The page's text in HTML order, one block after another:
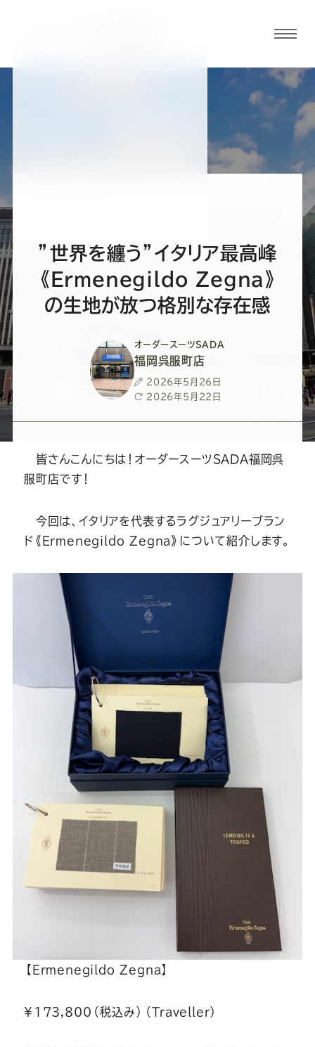
ルメ
ニュ
ーボ
ー
ダ
ー
SADA
の
式
Youtube
ー
ダ
ー
ス
ー
の
Facebook
ー
ダ
ー
ス
ー
の
式
Twitter
ダ
ー
ス
ー
の
式
Instagram
ダ
ー
ス
ー
の
LINE
”世界を纏う”イタリア最高峰
《Ermenegildo Zegna》
の生地が放つ格別な存在感
オーダースーツSADA
福岡呉服町店
投
稿
2026年5月26日
最
2026年5月22日
皆さんこんにちは！オーダースーツSADA福岡呉
服町店です！
今回は、イタリアを代表するラグジュアリーブラン
ド《Ermenegildo Zegna》について紹介します。
【Ermenegildo Zegna】
￥173,800（税込み）（Traveller）